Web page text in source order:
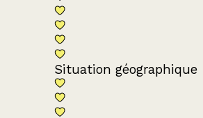
Situation géographique